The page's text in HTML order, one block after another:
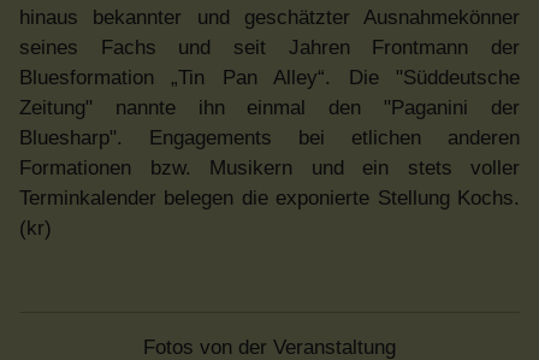
hinaus bekannter und geschätzter Ausnahmekönner
seines Fachs und seit Jahren Frontmann der
Bluesformation „Tin Pan Alley“. Die "Süddeutsche
Zeitung" nannte ihn einmal den "Paganini der
Bluesharp". Engagements bei etlichen anderen
Formationen bzw. Musikern und ein stets voller
Terminkalender belegen die exponierte Stellung Kochs.
(kr)
Fotos von der Veranstaltung